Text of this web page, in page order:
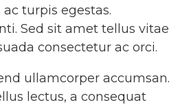
turpis egestas.
Sed sit amet tellus vitae
consectetur ac orci.
ullamcorper accumsan.
lectus, a consequat